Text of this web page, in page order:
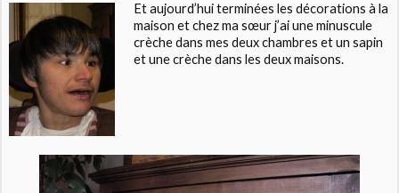
Et aujourd’hui terminées les décorations à la
maison et chez ma sœur j’ai une minuscule
crèche dans mes deux chambres et un sapin
et une crèche dans les deux maisons.